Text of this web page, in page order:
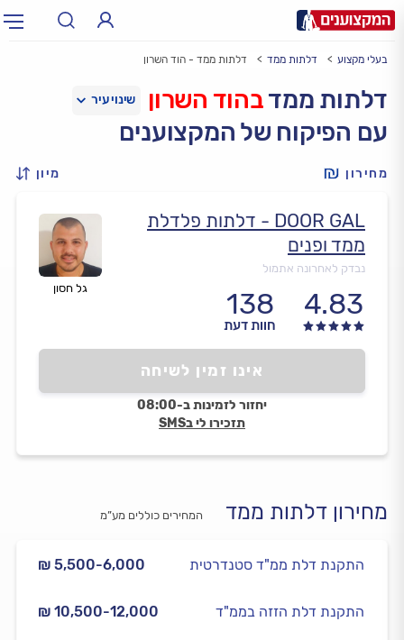
עירעיר: תל אביב, חיפה…
בעלי מקצוע דלתות ממד דלתות ממד - הוד השרון
דלתות ממדבהוד השרון
עם הפיקוח של המקצוענים
מחירון מיון
גל חסון
DOOR GAL - דלתות פלדלת
ממד ופנים
נבדק לאחרונה אתמול
4.83
138
חוות דעת
אינו זמין לשיחה
יחזור לזמינות ב-08:00
תזכירו לי בSMS
מחירון דלתות ממד המחירים כוללים מע”מ
₪ 5,500-6,000 התקנת דלת ממ"ד סטנדרטית
₪ 10,500-12,000 התקנת דלת הזזה בממ"ד